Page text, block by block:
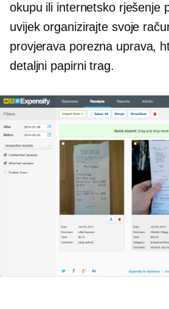
okupu ili internetsko rješenje
uvijek organizirajte svoje
provjerava porezna uprava,
detaljni papirni trag.